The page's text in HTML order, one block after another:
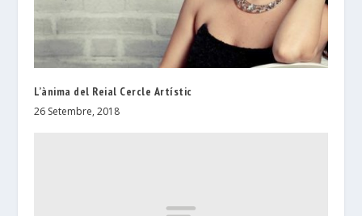
L’ànima del Reial Cercle Artístic
26 Setembre, 2018